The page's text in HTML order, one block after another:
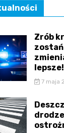
Zrób
lepsze!
7 maja